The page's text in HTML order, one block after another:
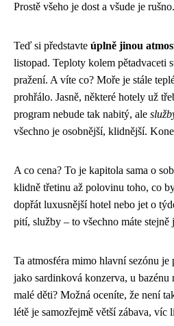
Prostě všeho je dost a všude je rušno.
Teď si představte úplně jinou
listopad. Teploty kolem pětadvaceti
pražení. A víte co? Moře je stále
prohřálo. Jasně, některé hotely už
program nebude tak nabitý, ale
všechno je osobnější, klidnější.
A co cena? To je kapitola sama o
klidně třetinu až polovinu toho, co
dopřát luxusnější hotel nebo jet o
pití, služby – to všechno máte
Ta atmosféra mimo hlavní sezónu je
jako sardinková konzerva, u
malé děti? Možná oceníte, že není
létě je samozřejmě větší zábava,